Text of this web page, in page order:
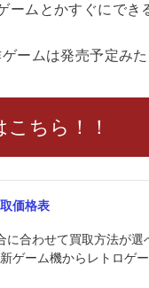
ームとかすぐにで
ームは発売予定み
ちら！！
価格表
に合わせて買取方法が
ゲーム機からレトロゲ